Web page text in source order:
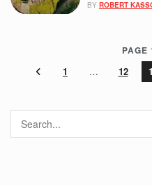
BY ROBERT
PAGE
1 … 12